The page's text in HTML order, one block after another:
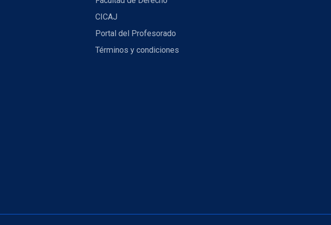
CICAJ
Portal del Profesorado
Términos y condiciones